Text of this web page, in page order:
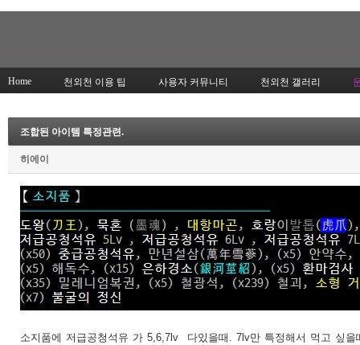
Home 천외천 이용 팁 사용자 커뮤니티 천외천 갤러리
조합된 아이템 특정관련.
히에이
소지품에 저급공청석유 가 5,6,7lv 다있을때. 7lv만 특정해서 먹고 싶